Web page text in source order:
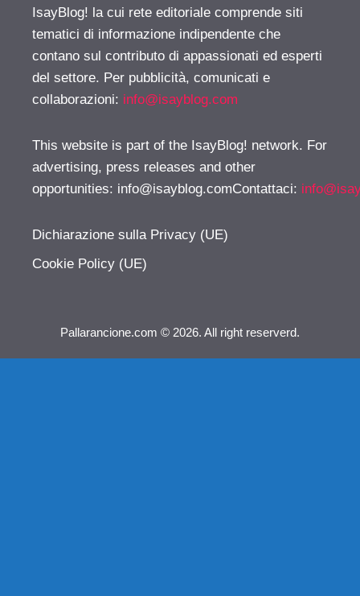
IsayBlog! la cui rete editoriale comprende siti
tematici di informazione indipendente che
contano sul contributo di appassionati ed esperti
del settore. Per pubblicità, comunicati e
collaborazioni: info@isayblog.com
This website is part of the IsayBlog! network. For
advertising, press releases and other
opportunities: info@isayblog.comContattaci:
Dichiarazione sulla Privacy (UE)
Cookie Policy (UE)
Pallarancione.com © 2026. All right reserverd.